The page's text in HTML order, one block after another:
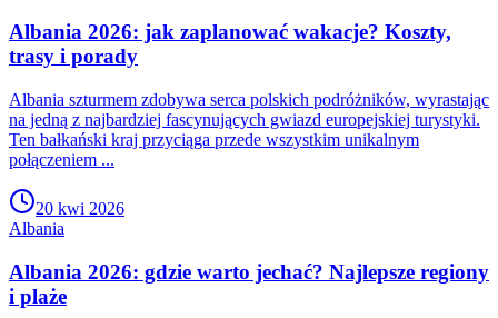
Albania 2026: jak zaplanować wakacje? Koszty,
trasy i porady
Albania szturmem zdobywa serca polskich podróżników, wyrastając
na jedną z najbardziej fascynujących gwiazd europejskiej turystyki.
Ten bałkański kraj przyciąga przede wszystkim unikalnym
połączeniem ...
20 kwi 2026
Albania
Albania 2026: gdzie warto jechać? Najlepsze regiony
i plaże